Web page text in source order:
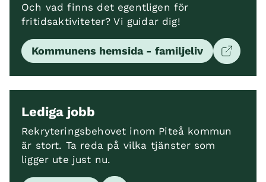
Och vad finns det egentligen för
fritidsaktiviteter? Vi guidar dig!
Kommunens hemsida - familjeliv
Lediga jobb
Rekryteringsbehovet inom Piteå kommun
är stort. Ta reda på vilka tjänster som
ligger ute just nu.